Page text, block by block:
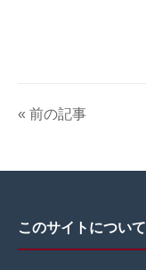
« 前の記事
このサイトについて